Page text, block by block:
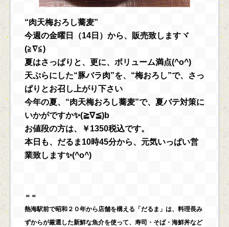
“肉天梅おろし蕎麦”
今週の金曜日（14日）から、販売致しますヾ
(≧∇≦)
夏はさっぱりと、更に、ボリューム満点(^o^)
天ぷらにした“豚バラ肉”を、“梅おろし”で、さっ
ぱりとお召し上がり下さい
今年の夏、“肉天梅おろし蕎麦”で、夏バテ対策に
いかがですか✨(≧∇≦)b
お値段の方は、￥1350税込です。
本日も、だるま10時45分から、元気いっぱい営
業致します✨(^o^)
＝＝
熱海駅前で昭和２０年から店舗を構える「だるま」は、料理長み
ずからが厳選した新鮮な魚介を使って、寿司・そば・海鮮丼など